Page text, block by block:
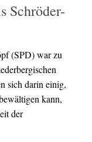
Schröder-
(SPD) war zu
sich darin einig,
kann,
der